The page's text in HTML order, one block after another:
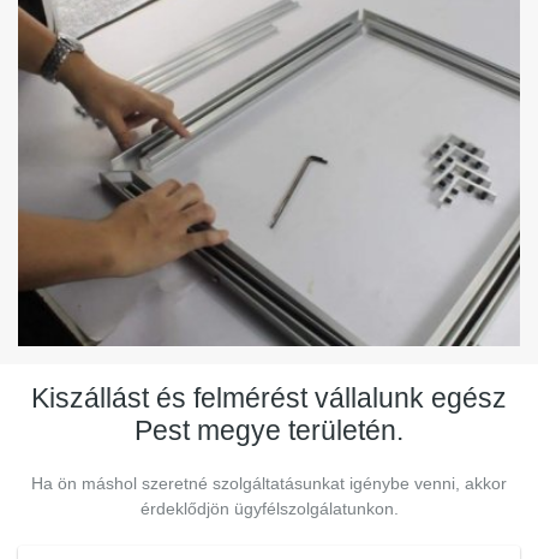
Kiszállást és felmérést vállalunk egész
Pest megye területén.
Ha ön máshol szeretné szolgáltatásunkat igénybe venni, akkor
érdeklődjön ügyfélszolgálatunkon.